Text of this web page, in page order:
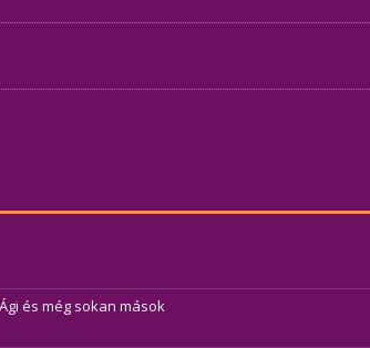
és még sokan mások